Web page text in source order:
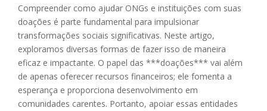
Compreender como ajudar ONGs e instituições com suas
doações é parte fundamental para impulsionar
transformações sociais significativas. Neste artigo,
exploramos diversas formas de fazer isso de maneira
eficaz e impactante. O papel das ***doações*** vai além
de apenas oferecer recursos financeiros; ele fomenta a
esperança e proporciona desenvolvimento em
comunidades carentes. Portanto, apoiar essas entidades